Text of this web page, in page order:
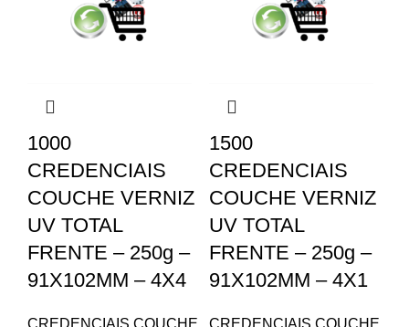
1000
CREDENCIAIS
COUCHE VERNIZ
UV TOTAL
FRENTE – 250g –
91X102MM – 4X4
CREDENCIAIS COUCHE
1500
CREDENCIAIS
COUCHE VERNIZ
UV TOTAL
FRENTE – 250g –
91X102MM – 4X1
CREDENCIAIS COUCHE